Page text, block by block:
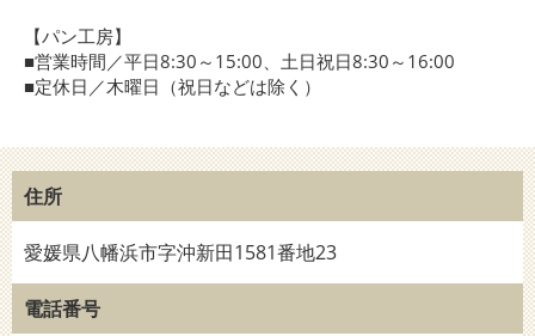
【パン工房】
■営業時間／平日8:30～15:00、土日祝日8:30～16:00
■定休日／木曜日（祝日などは除く）
住所
愛媛県八幡浜市字沖新田1581番地23
電話番号